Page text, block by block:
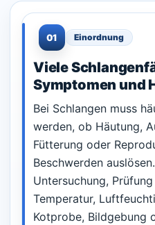
01 Einordnung
Viele
Symptomen und
Bei Schlangen muss
werden, ob Häutung,
Fütterung oder
Beschwerden
Untersuchung,
Temperatur,
Kotprobe, Bildgebung